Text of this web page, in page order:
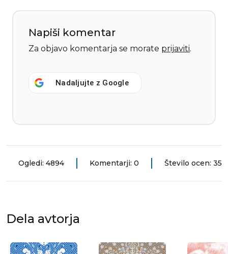
Napiši komentar
Za objavo komentarja se morate prijaviti.
Nadaljujte z Google
Ogledi: 4894 Komentarji: 0 Število ocen: 35
Dela avtorja